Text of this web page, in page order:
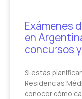
Exámenes
en
concursos
Si estás
Residencias
conocer cómo